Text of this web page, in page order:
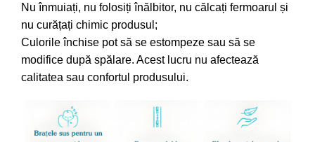
Nu înmuiați, nu folosiți înălbitor, nu călcați fermoarul și
nu curățați chimic produsul;
Culorile închise pot să se estompeze sau să se
modifice după spălare. Acest lucru nu afectează
calitatea sau confortul produsului.